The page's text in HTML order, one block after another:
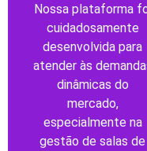
Nossa plataforma
cuidadosamente
desenvolvida para
atender às
dinâmicas do
mercado,
especialmente na
gestão de salas de